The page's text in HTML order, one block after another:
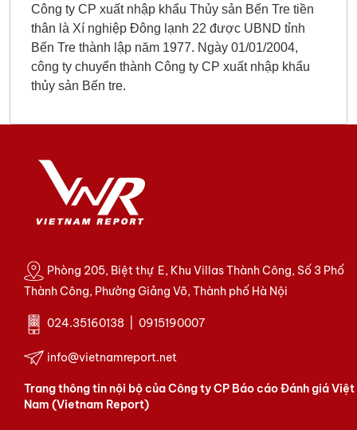
Công ty CP xuất nhập khẩu Thủy sản Bến Tre tiền
thân là Xí nghiệp Đông lạnh 22 được UBND tỉnh
Bến Tre thành lập năm 1977. Ngày 01/01/2004,
công ty chuyển thành Công ty CP xuất nhập khẩu
thủy sản Bến tre.
Phòng 205, Biệt thự E, Khu Villas Thành Công, Số 3 Phố
Thành Công, Phường Giảng Võ, Thành phố Hà Nội
024.35160138 | 0915190007
info@vietnamreport.net
Trang thông tin nội bộ của Công ty CP Báo cáo Đánh giá Việt
Nam (Vietnam Report)